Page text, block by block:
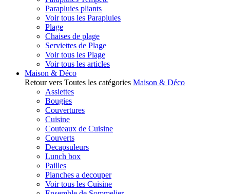
Parapluies pliants
Voir tous les Parapluies
Plage
Chaises de plage
Serviettes de Plage
Voir tous les Plage
Voir tous les articles
Maison & Déco
Retour vers Toutes les catégories Maison & Déco
Assiettes
Bougies
Couvertures
Cuisine
Couteaux de Cuisine
Couverts
Decapsuleurs
Lunch box
Pailles
Planches a decouper
Voir tous les Cuisine